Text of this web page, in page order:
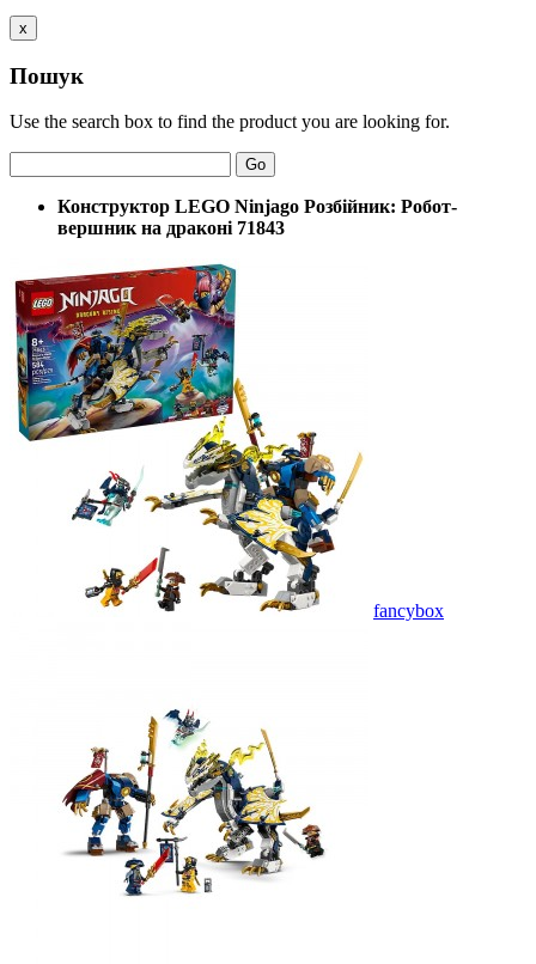
x
Пошук
Use the search box to find the product you are looking for.
Go
Конструктор LEGO Ninjago Розбійник: Робот-
вершник на драконі 71843
fancybox